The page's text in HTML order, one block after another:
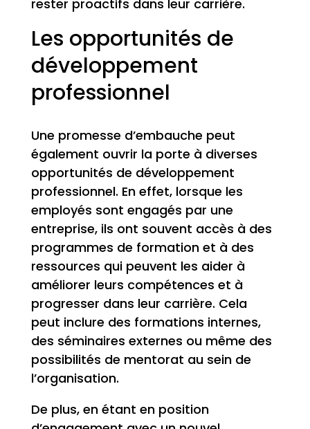
rester proactifs dans leur carrière.
Les opportunités de
développement
professionnel
Une promesse d’embauche peut
également ouvrir la porte à diverses
opportunités de développement
professionnel. En effet, lorsque les
employés sont engagés par une
entreprise, ils ont souvent accès à des
programmes de formation et à des
ressources qui peuvent les aider à
améliorer leurs compétences et à
progresser dans leur carrière. Cela
peut inclure des formations internes,
des séminaires externes ou même des
possibilités de mentorat au sein de
l’organisation.
De plus, en étant en position